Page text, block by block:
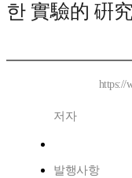
한 實驗的 硏究
https://
저자
발행사항